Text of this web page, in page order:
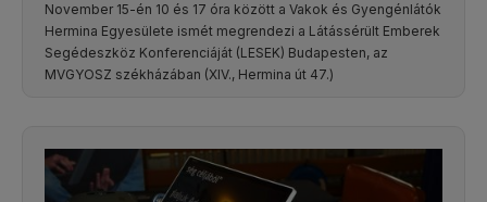
November 15-én 10 és 17 óra között a Vakok és Gyengénlátók
Hermina Egyesülete ismét megrendezi a Látássérült Emberek
Segédeszköz Konferenciáját (LESEK) Budapesten, az
MVGYOSZ székházában (XIV., Hermina út 47.)